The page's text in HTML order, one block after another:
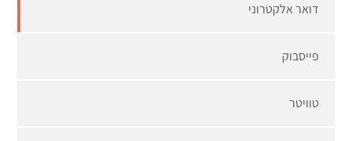
דואר אלקטרוני
פייסבוק
טוויטר